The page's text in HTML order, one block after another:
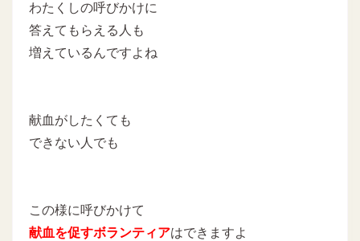
わたくしの呼びかけに
答えてもらえる人も
増えているんですよね
献血がしたくても
できない人でも
この様に呼びかけて
献血を促すボランティアはできますよ